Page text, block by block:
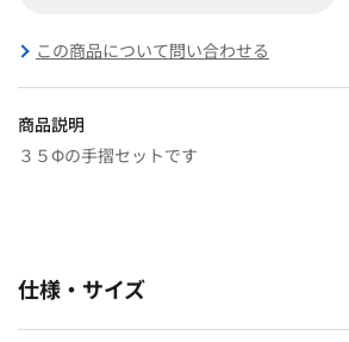
この商品について問い合わせる
商品説明
３５Φの手摺セットです
仕様・サイズ